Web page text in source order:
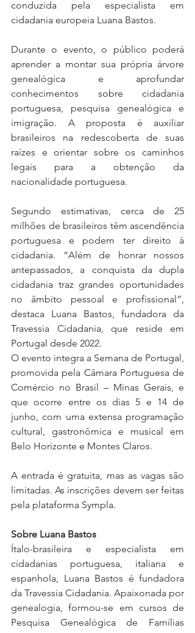
conduzida pela especialista em
cidadania europeia Luana Bastos.
Durante o evento, o público poderá
aprender a montar sua própria árvore
genealógica e aprofundar
conhecimentos sobre cidadania
portuguesa, pesquisa genealógica e
imigração. A proposta é auxiliar
brasileiros na redescoberta de suas
raízes e orientar sobre os caminhos
legais para a obtenção da
nacionalidade portuguesa.
Segundo estimativas, cerca de 25
milhões de brasileiros têm ascendência
portuguesa e podem ter direito à
cidadania. “Além de honrar nossos
antepassados, a conquista da dupla
cidadania traz grandes oportunidades
no âmbito pessoal e profissional”,
destaca Luana Bastos, fundadora da
Travessia Cidadania, que reside em
Portugal desde 2022.
O evento integra a Semana de Portugal,
promovida pela Câmara Portuguesa de
Comércio no Brasil – Minas Gerais, e
que ocorre entre os dias 5 e 14 de
junho, com uma extensa programação
cultural, gastronômica e musical em
Belo Horizonte e Montes Claros.
A entrada é gratuita, mas as vagas são
limitadas. As inscrições devem ser feitas
pela plataforma Sympla.
Sobre Luana Bastos
Ítalo-brasileira e especialista em
cidadanias portuguesa, italiana e
espanhola, Luana Bastos é fundadora
da Travessia Cidadania. Apaixonada por
genealogia, formou-se em cursos de
Pesquisa Genealógica de Famílias